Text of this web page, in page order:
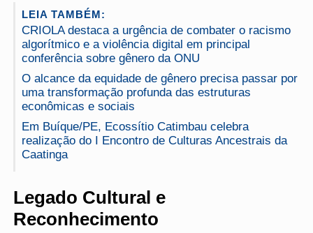
LEIA TAMBÉM:
CRIOLA destaca a urgência de combater o racismo
algorítmico e a violência digital em principal
conferência sobre gênero da ONU
O alcance da equidade de gênero precisa passar por
uma transformação profunda das estruturas
econômicas e sociais
Em Buíque/PE, Ecossítio Catimbau celebra
realização do I Encontro de Culturas Ancestrais da
Caatinga
Legado Cultural e
Reconhecimento